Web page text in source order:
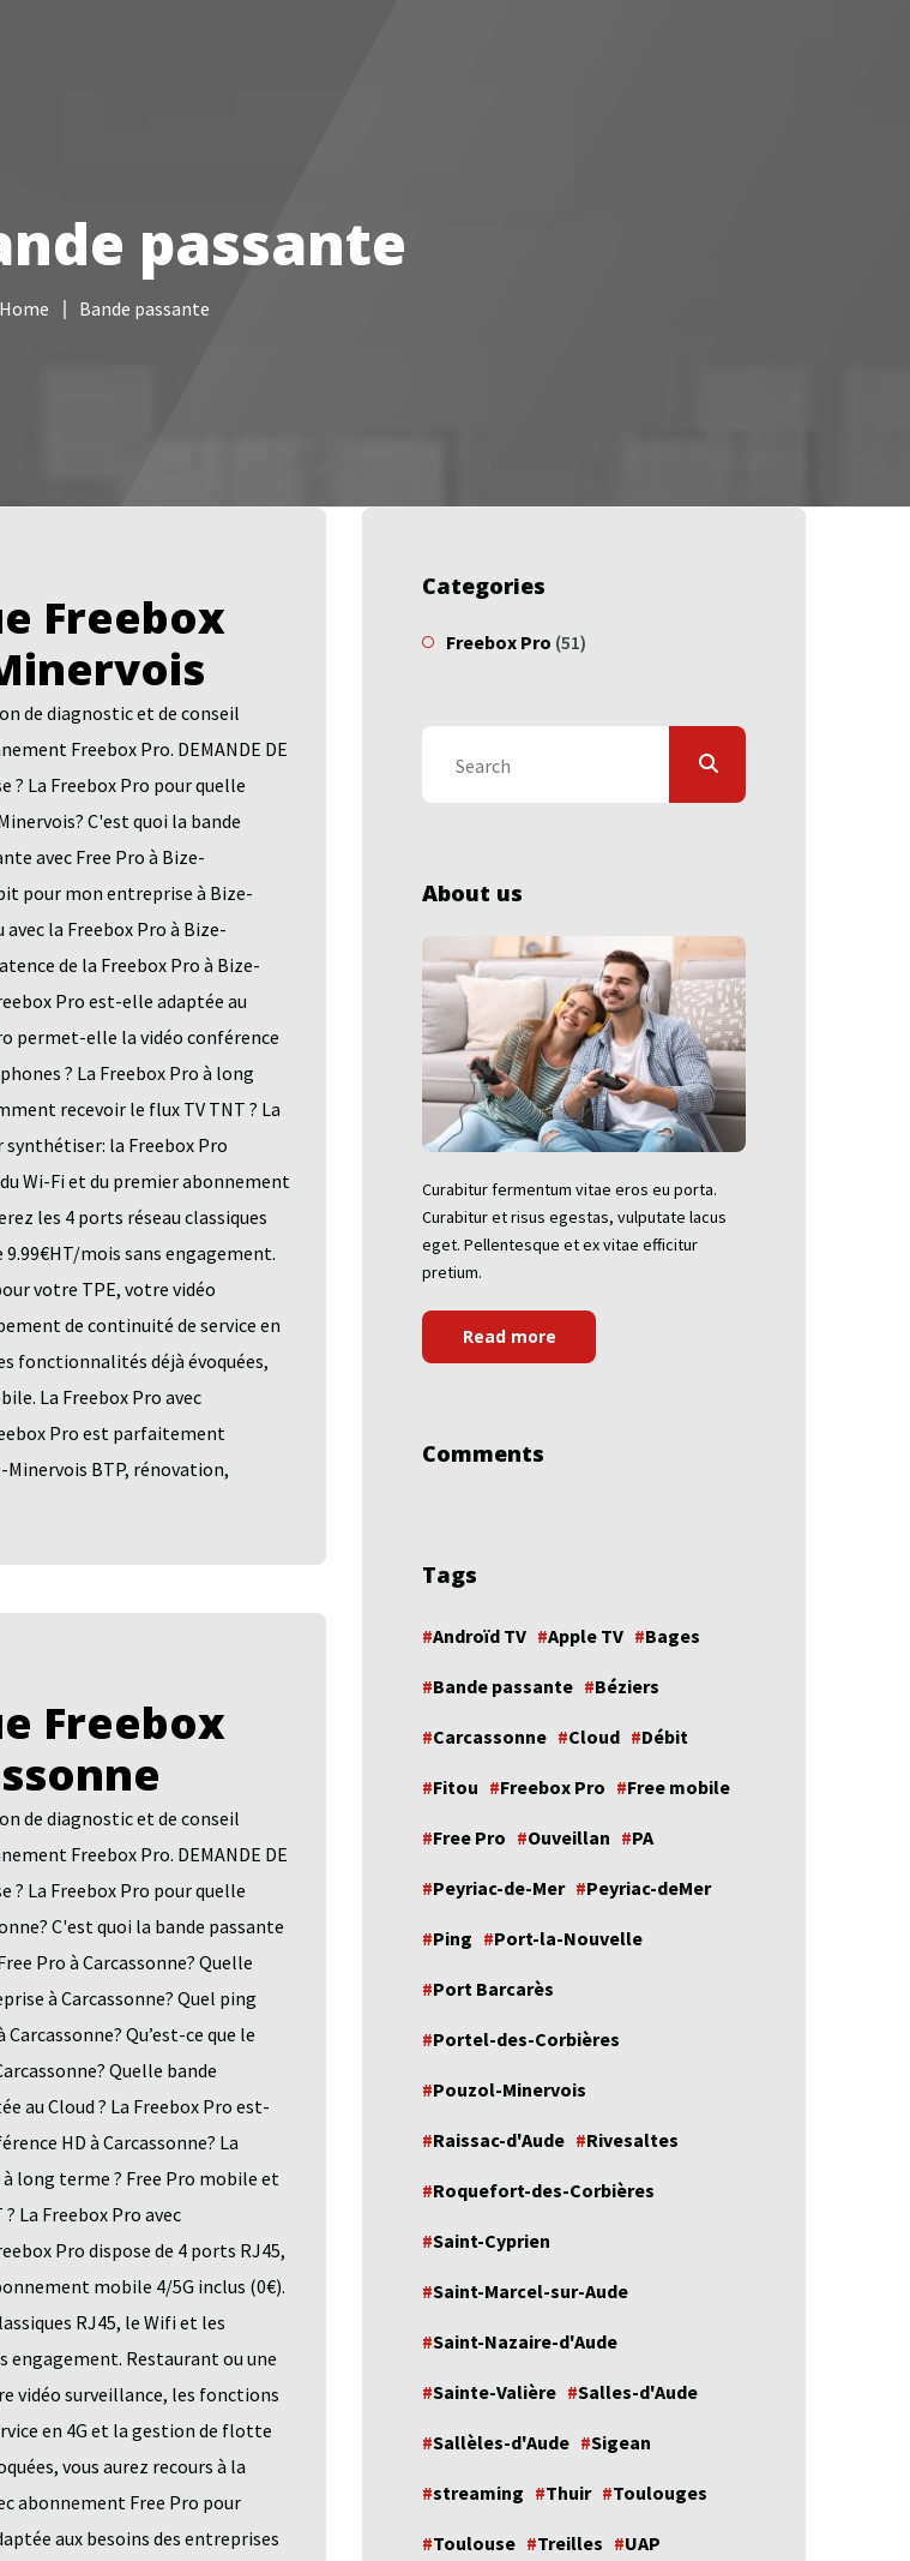
passante
Home Bande passante
Freebox
de diagnostic et de conseil
Freebox Pro. DEMANDE DE
? La Freebox Pro pour quelle
C'est quoi la bande
avec Free Pro à Bize-
pour mon entreprise à Bize-
la Freebox Pro à Bize-
de la Freebox Pro à Bize-
Pro est-elle adaptée au
permet-elle la vidéo conférence
? La Freebox Pro à long
recevoir le flux TV TNT ? La
synthétiser: la Freebox Pro
Wi-Fi et du premier abonnement
les 4 ports réseau classiques
mois sans engagement.
votre TPE, votre vidéo
de continuité de service en
fonctionnalités déjà évoquées,
La Freebox Pro avec
Pro est parfaitement
Minervois BTP, rénovation,
Freebox
de diagnostic et de conseil
Freebox Pro. DEMANDE DE
? La Freebox Pro pour quelle
C'est quoi la bande passante
Pro à Carcassonne? Quelle
à Carcassonne? Quel ping
Qu’est-ce que le
Quelle bande
au Cloud ? La Freebox Pro est-
HD à Carcassonne? La
long terme ? Free Pro mobile et
La Freebox Pro avec
Pro dispose de 4 ports RJ45,
mobile 4/5G inclus (0€).
RJ45, le Wifi et les
engagement. Restaurant ou une
vidéo surveillance, les fonctions
en 4G et la gestion de flotte
vous aurez recours à la
abonnement Free Pro pour
aux besoins des entreprises
Categories
Freebox Pro (51)
About us
Curabitur fermentum vitae eros eu porta.
Curabitur et risus egestas, vulputate lacus
eget. Pellentesque et ex vitae efficitur
pretium.
Read more
Comments
Tags
Androïd TV Apple TV Bages
Bande passante Béziers
Carcassonne Cloud Débit
Fitou Freebox Pro Free mobile
Free Pro Ouveillan PA
Peyriac-de-Mer Peyriac-deMer
Ping Port-la-Nouvelle
Port Barcarès
Portel-des-Corbières
Pouzol-Minervois
Raissac-d'Aude Rivesaltes
Roquefort-des-Corbières
Saint-Cyprien
Saint-Marcel-sur-Aude
Saint-Nazaire-d'Aude
Sainte-Valière Salles-d'Aude
Sallèles-d'Aude Sigean
streaming Thuir Toulouges
Toulouse Treilles UAP